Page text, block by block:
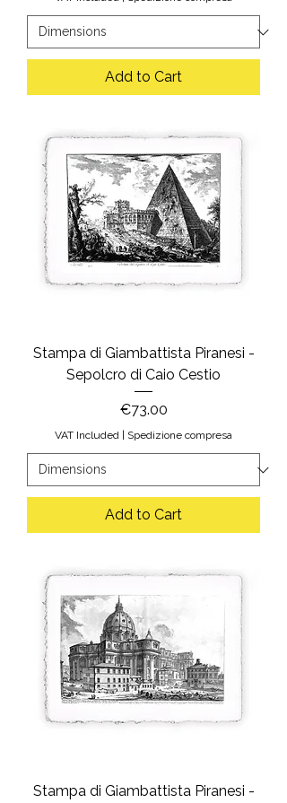
Add to Cart
Stampa di Giambattista Piranesi -
Sepolcro di Caio Cestio
Price
€73.00
VAT Included Spedizione compresa
Add to Cart
Stampa di Giambattista Piranesi -